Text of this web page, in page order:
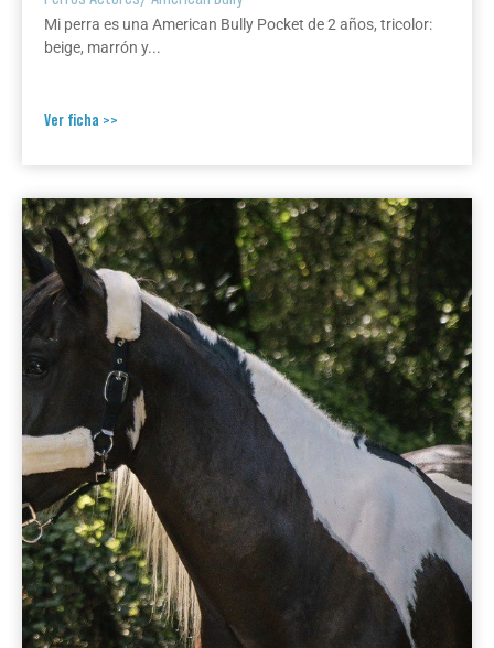
Mi perra es una American Bully Pocket de 2 años, tricolor:
beige, marrón y...
Ver ficha >>